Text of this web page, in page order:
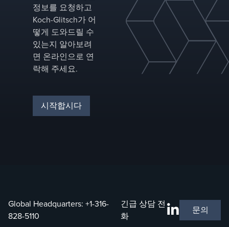
정보를 요청하고
Koch-Glitsch가 어
떻게 도와드릴 수
있는지 알아보려
면 온라인으로 연
락해 주세요.
시작합시다
Global Headquarters: +1-316-
828-5110
긴급 상담 전
화
문의